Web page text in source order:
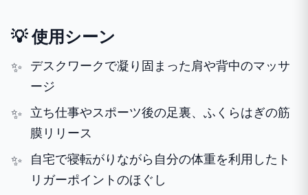
💡 使用シーン
デスクワークで凝り固まった肩や背中のマッサ
ージ
立ち仕事やスポーツ後の足裏、ふくらはぎの筋
膜リリース
自宅で寝転がりながら自分の体重を利用したト
リガーポイントのほぐし